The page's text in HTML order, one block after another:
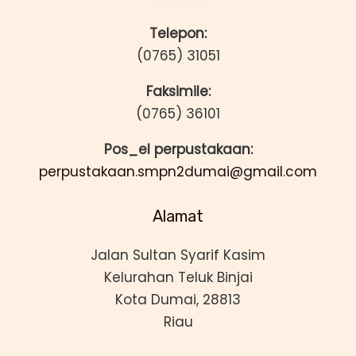
Telepon:
(0765) 31051
Faksimile:
(0765) 36101
Pos_el perpustakaan:
perpustakaan.smpn2dumai@gmail.com
Alamat
Jalan Sultan Syarif Kasim
Kelurahan Teluk Binjai
Kota Dumai, 28813
Riau